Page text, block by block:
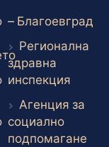
линк
– Благоевград
Регионална
здравна
инспекция
Агенция за
социално
подпомагане